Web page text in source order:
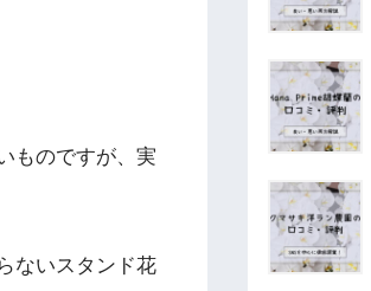
ものですが、実
ないスタンド花